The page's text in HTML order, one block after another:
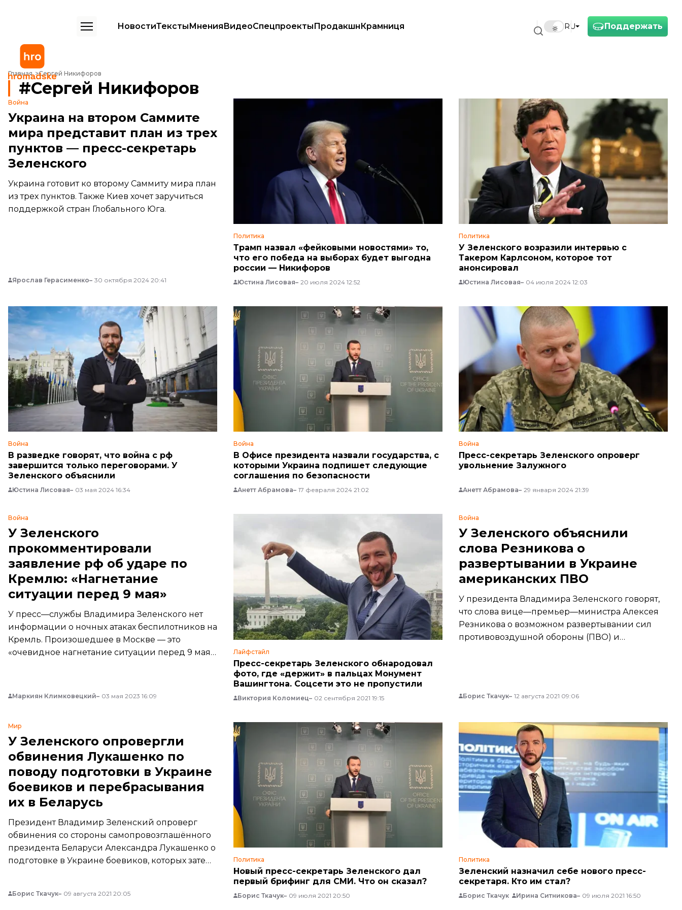
Поддержать
RU
НовостиТекстыМненияВидеоСпецпроектыПродакшнКрамниця
Главная Сергей Никифоров
Сергей Никифоров
Война
Украина на втором Саммите
мира представит план из трех
пунктов — пресс-секретарь
Зеленского
Украина готовит ко второму Саммиту мира план
из трех пунктов. Также Киев хочет заручиться
поддержкой стран Глобального Юга.
Ярослав Герасименко 30 октября 2024 20:41
Политика
Трамп назвал «фейковыми новостями» то,
что его победа на выборах будет выгодна
россии — Никифоров
Юстина Лисовая 20 июля 2024 12:52
Политика
У Зеленского возразили интервью с
Такером Карлсоном, которое тот
анонсировал
Юстина Лисовая 04 июля 2024 12:03
Война
В разведке говорят, что война с рф
завершится только переговорами. У
Зеленского объяснили
Юстина Лисовая 03 мая 2024 16:34
Война
В Офисе президента назвали государства, с
которыми Украина подпишет следующие
соглашения по безопасности
Анетт Абрамова 17 февраля 2024 21:02
Война
Пресс-секретарь Зеленского опроверг
увольнение Залужного
Анетт Абрамова 29 января 2024 21:39
Война
У Зеленского
прокомментировали
заявление рф об ударе по
Кремлю: «Нагнетание
ситуации перед 9 мая»
У пресс—службы Владимира Зеленского нет
информации о ночных атаках беспилотников на
Кремль. Произошедшее в Москве — это
«очевидное нагнетание ситуации перед 9 мая,
Маркиян Климковецкий 03 мая 2023 16:09
Лайфстайл
Пресс-секретарь Зеленского обнародовал
фото, где «держит» в пальцах Монумент
Вашингтона. Соцсети это не пропустили
Виктория Коломиец 02 сентября 2021 19:15
Война
У Зеленского объяснили
слова Резникова о
развертывании в Украине
американских ПВО
У президента Владимира Зеленского говорят,
что слова вице—премьер—министра Алексея
Резникова о возможном развертывании сил
противовоздушной обороны (ПВО) и
Борис Ткачук 12 августа 2021 09:06
Мир
У Зеленского опровергли
обвинения Лукашенко по
поводу подготовки в Украине
боевиков и перебрасывания
их в Беларусь
Президент Владимир Зеленский опроверг
обвинения со стороны самопровозглашённого
президента Беларуси Александра Лукашенко о
подготовке в Украине боевиков, которых затем
Борис Ткачук 09 августа 2021 20:05
Политика
Новый пресс-секретарь Зеленского дал
первый брифинг для СМИ. Что он сказал?
Борис Ткачук 09 июля 2021 20:50
Политика
Зеленский назначил себе нового пресс-
секретаря. Кто им стал?
Борис Ткачук Ирина Ситникова 09 июля 2021 16:50